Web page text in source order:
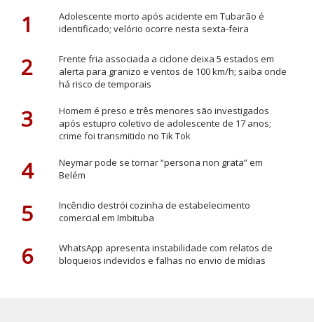
1
Adolescente morto após acidente em Tubarão é
identificado; velório ocorre nesta sexta-feira
2
Frente fria associada a ciclone deixa 5 estados em
alerta para granizo e ventos de 100 km/h; saiba onde
há risco de temporais
3
Homem é preso e três menores são investigados
após estupro coletivo de adolescente de 17 anos;
crime foi transmitido no Tik Tok
4
Neymar pode se tornar “persona non grata” em
Belém
5
Incêndio destrói cozinha de estabelecimento
comercial em Imbituba
6
WhatsApp apresenta instabilidade com relatos de
bloqueios indevidos e falhas no envio de mídias